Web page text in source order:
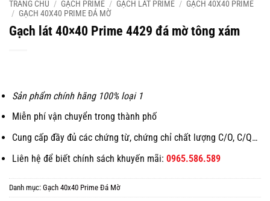
TRANG CHỦ / GẠCH PRIME / GẠCH LÁT PRIME / GẠCH 40X40 PRIME
/ GẠCH 40X40 PRIME ĐÁ MỜ
Gạch lát 40×40 Prime 4429 đá mờ tông xám
Sản phẩm chính hãng 100% loại 1
Miễn phí vận chuyển trong thành phố
Cung cấp đầy đủ các chứng từ, chứng chỉ chất lượng C/O, C/Q…
Liên hệ để biết chính sách khuyến mãi: 0965.586.589
Danh mục: Gạch 40x40 Prime Đá Mờ